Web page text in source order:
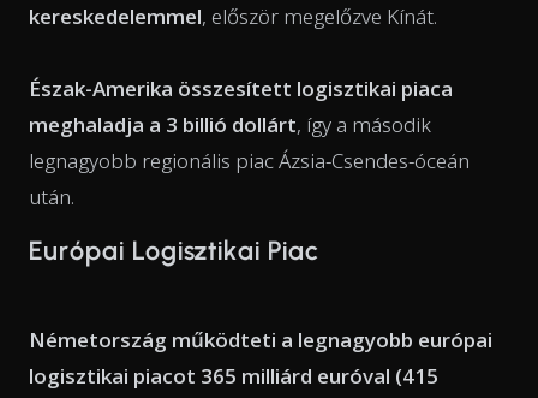
kereskedelemmel, először megelőzve Kínát.
Észak-Amerika összesített logisztikai piaca
meghaladja a 3 billió dollárt, így a második
legnagyobb regionális piac Ázsia-Csendes-óceán
után.
Európai Logisztikai Piac
Németország működteti a legnagyobb európai
logisztikai piacot 365 milliárd euróval (415